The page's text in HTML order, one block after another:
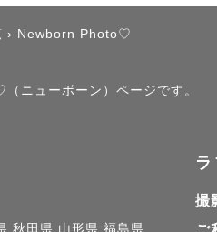
› Newborn Photo♡
ニューボーン）ページです。
秋田県 山形県 福島県
撮